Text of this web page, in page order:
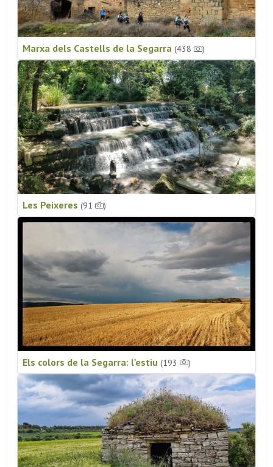
Marxa dels Castells de la Segarra (438 )
Les Peixeres (91 )
Els colors de la Segarra: l'estiu (193 )